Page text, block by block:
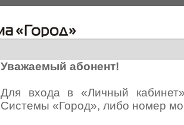
Уважаемый абонент!
Для входа в «Личный
Системы «Город», либо номер